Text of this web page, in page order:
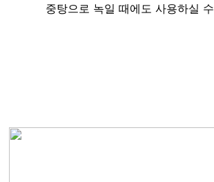
중탕으로 녹일 때에도 사용하실